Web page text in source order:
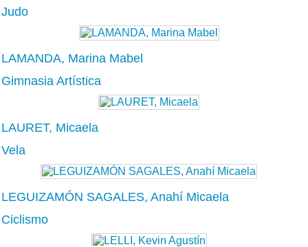
Judo
LAMANDA, Marina Mabel
Gimnasia Artística
LAURET, Micaela
Vela
LEGUIZAMÓN SAGALES, Anahí Micaela
Ciclismo